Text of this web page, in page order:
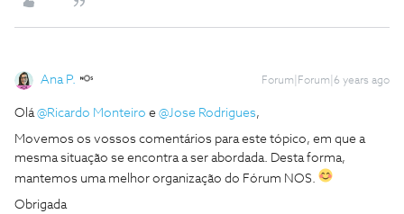
Ana P. Forum|Forum|6 years ago
Olá@Ricardo Monteiro e @Jose Rodrigues,
Movemos os vossos comentários para este tópico, em que a
mesma situação se encontra a ser abordada. Desta forma,
mantemos uma melhor organização do Fórum NOS.
Obrigada